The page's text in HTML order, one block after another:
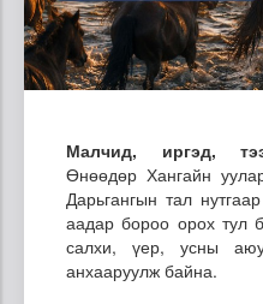
Малчид, иргэд,
Өнөөдөр Хангайн
Дарьгангын тал
аадар бороо орох тул
салхи, үер, усны
анхааруулж байна.